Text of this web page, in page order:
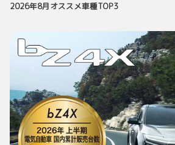
2026年8月オススメ車種TOP3